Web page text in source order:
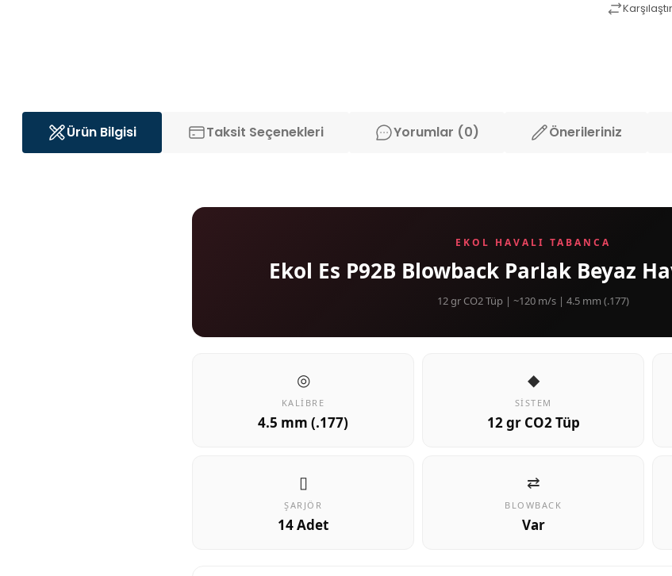
Karşılaştır
Ürün Bilgisi Taksit Seçenekleri Yorumlar (0) Önerileriniz
EKOL HAVALI TABANCA
Ekol Es P92B Blowback Parlak Beyaz
12 gr CO2 Tüp | ~120 m/s | 4.5 mm (.177)
◎
KALIBRE
4.5 mm (.177)
◆
SISTEM
12 gr CO2 Tüp
▯
ŞARJÖR
14 Adet
⇄
BLOWBACK
Var